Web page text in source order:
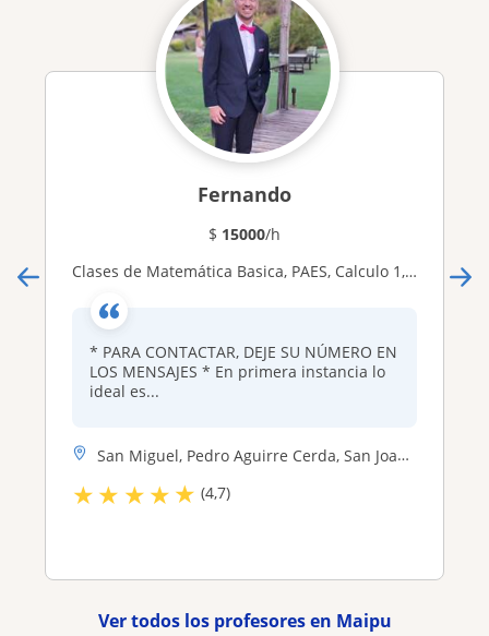
Fernando
$ 15000/h
Clases de Matemática Basica, PAES, Calculo 1, 2 y 3 y Realización de trabajos *Deje su número en los mensajes
* PARA CONTACTAR, DEJE SU NÚMERO EN
LOS MENSAJES * En primera instancia lo
ideal es...
San Miguel, Pedro Aguirre Cerda, San Joaquin, Maipu, Las Condes, La Ci...
★★ ★★★ (4,7)
Ver todos los profesores en Maipu